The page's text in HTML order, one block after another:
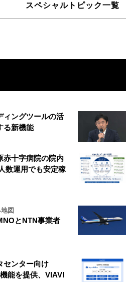
スペシャルトピック一覧
ィングツールの活
る新機能
赤十字病院の院内
数運用でも安定稼
図
とNTN事業者
センター向け
能を提供、VIAVI